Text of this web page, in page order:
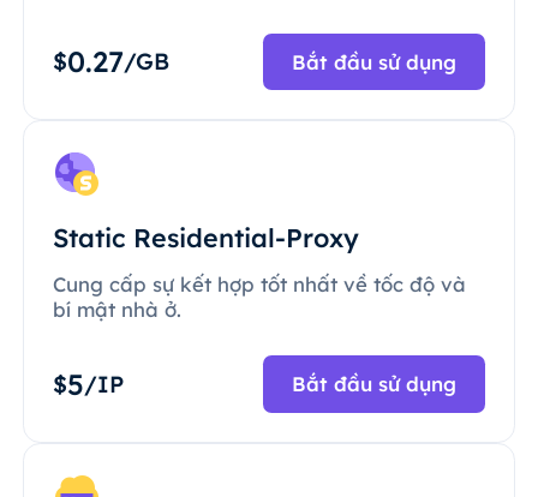
$0.27/GB Bắt đầu sử dụng
Static Residential-Proxy
Cung cấp sự kết hợp tốt nhất về tốc độ và
bí mật nhà ở.
$5/IP Bắt đầu sử dụng